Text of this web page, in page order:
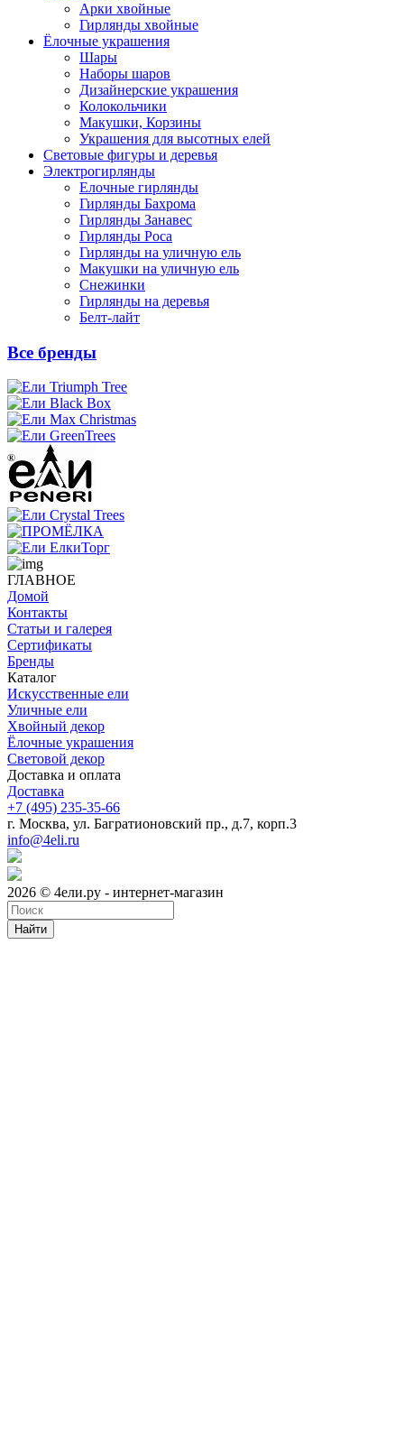
Арки хвойные
Гирлянды хвойные
Ёлочные украшения
Шары
Наборы шаров
Дизайнерские украшения
Колокольчики
Макушки, Корзины
Украшения для высотных елей
Световые фигуры и деревья
Электрогирлянды
Елочные гирлянды
Гирлянды Бахрома
Гирлянды Занавес
Гирлянды Роса
Гирлянды на уличную ель
Макушки на уличную ель
Снежинки
Гирлянды на деревья
Белт-лайт
Все бренды
ГЛАВНОЕ
Домой
Контакты
Статьи и галерея
Сертификаты
Бренды
Каталог
Искусственные ели
Уличные ели
Хвойный декор
Ёлочные украшения
Световой декор
Доставка и оплата
Доставка
+7 (495) 235-35-66
г. Москва, ул. Багратионовский пр., д.7, корп.3
info@4eli.ru
2026 © 4ели.ру - интернет-магазин
Найти